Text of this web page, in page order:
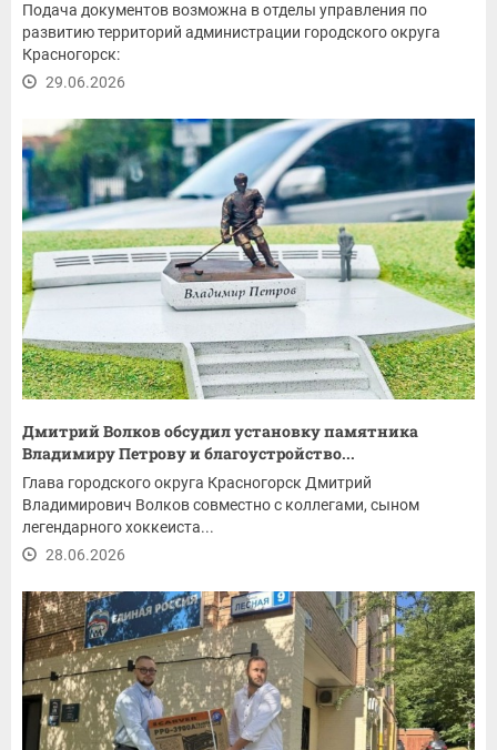
Подача документов возможна в отделы управления по
развитию территорий администрации городского округа
Красногорск:
29.06.2026
Дмитрий Волков обсудил установку памятника
Владимиру Петрову и благоустройство...
Глава городского округа Красногорск Дмитрий
Владимирович Волков совместно с коллегами, сыном
легендарного хоккеиста...
28.06.2026